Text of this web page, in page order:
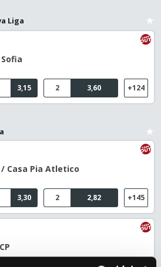
Liga
3,15 3,60
2 +124
Casa Pia Atletico
3,30 2,82
2 +145